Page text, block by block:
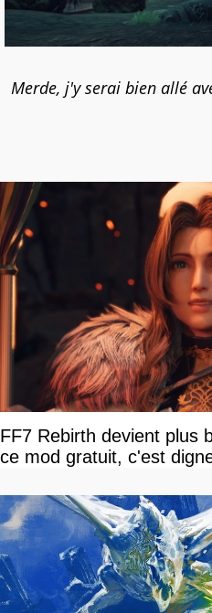
Merde, j'y serai bien allé
FF7 Rebirth devient plus
ce mod gratuit, c'est